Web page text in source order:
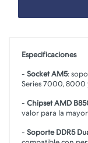
Especificaciones
- Socket AM5:
Series 7000,
- Chipset AMD
valor para la
- Soporte DDR5